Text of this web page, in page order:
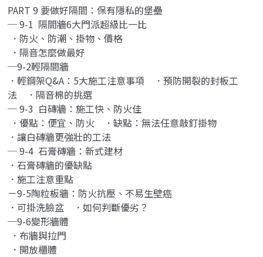
PART 9 要做好隔間：保有隱私的堡壘
─ 9-1 隔間牆6大門派超級比一比
．防火、防潮、掛物、價格
．隔音怎麼做最好
─9-2輕隔間牆
．輕鋼架Q&A：5大施工注意事項 ．預防開裂的封板工
法 ．隔音棉的挑選
─ 9-3 白磚牆：施工快、防火佳
．優點：便宜、防火 ．缺點：無法任意敲釘掛物
．讓白磚牆更強壯的工法
─ 9-4 石膏磚牆：新式建材
．石膏磚牆的優缺點
．施工注意重點
－9-5陶粒板牆：防火抗壓、不易生壁癌
．可掛洗臉盆 ．如何判斷優劣？
─9-6變形牆體
．布牆與拉門
．開放櫃體